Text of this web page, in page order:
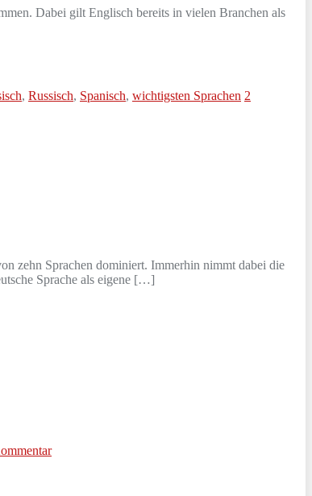
Dabei gilt Englisch bereits in vielen Branchen als
, Russisch, Spanisch, wichtigsten Sprachen 2
zehn Sprachen dominiert. Immerhin nimmt dabei die
Sprache als eigene […]